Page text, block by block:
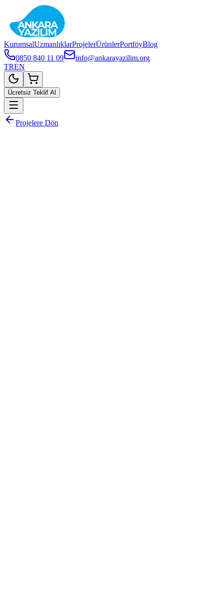
KurumsalUzmanlıklarProjelerÜrünlerPortföyBlog
0850 840 11 09
info@ankarayazilim.org
TREN
Ücretsiz Teklif Al
Projelere Dön